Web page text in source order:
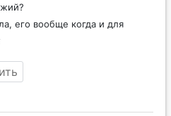
его вообще когда и для